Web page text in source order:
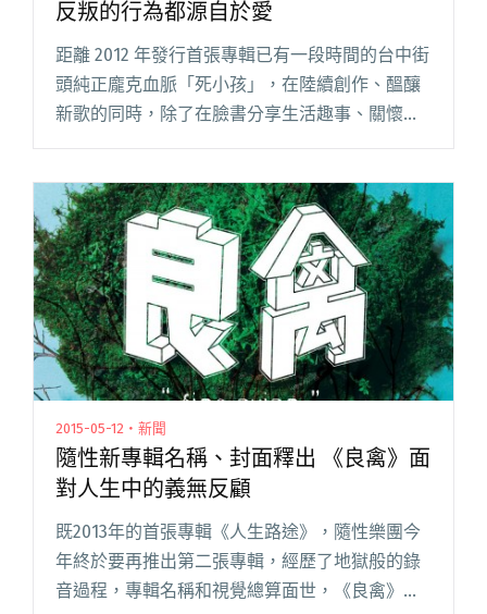
反叛的行為都源自於愛
距離 2012 年發行首張專輯已有一段時間的台中街
頭純正龐克血脈「死小孩」，在陸續創作、醞釀
新歌的同時，除了在臉書分享生活趣事、關懷社
場演出！ 文｜閱讀全文 "Damnkidz：龐克是叛逆
的個體 但所有反叛的行為都源自於愛"
2015-05-12・新聞
隨性新專輯名稱、封面釋出 《良禽》面
對人生中的義無反顧
既2013年的首張專輯《人生路途》，隨性樂團今
年終於要再推出第二張專輯，經歷了地獄般的錄
音過程，專輯名稱和視覺總算面世，《良禽》即